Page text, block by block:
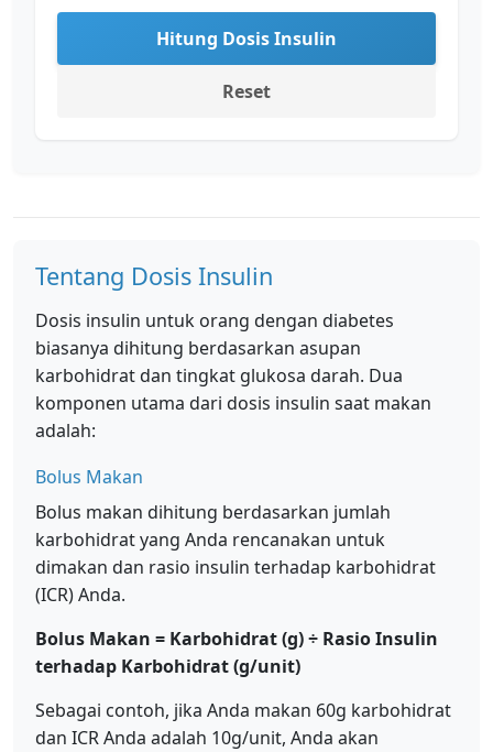
Hitung Dosis Insulin
Reset
Tentang Dosis Insulin
Dosis insulin untuk orang dengan diabetes
biasanya dihitung berdasarkan asupan
karbohidrat dan tingkat glukosa darah. Dua
komponen utama dari dosis insulin saat makan
adalah:
Bolus Makan
Bolus makan dihitung berdasarkan jumlah
karbohidrat yang Anda rencanakan untuk
dimakan dan rasio insulin terhadap karbohidrat
(ICR) Anda.
Bolus Makan = Karbohidrat (g) ÷ Rasio Insulin
terhadap Karbohidrat (g/unit)
Sebagai contoh, jika Anda makan 60g karbohidrat
dan ICR Anda adalah 10g/unit, Anda akan